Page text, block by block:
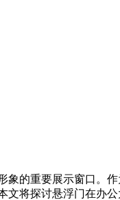
的重要展示窗口。
将探讨悬浮门在办